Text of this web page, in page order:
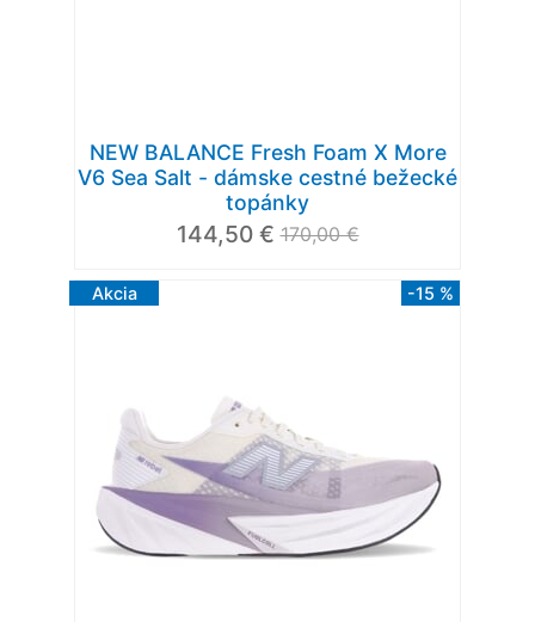
NEW BALANCE Fresh Foam X More
V6 Sea Salt - dámske cestné bežecké
topánky
144,50 € 170,00 €
Akcia -15 %